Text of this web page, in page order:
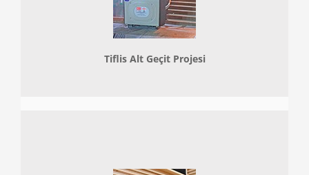
Tiflis Alt Geçit Projesi